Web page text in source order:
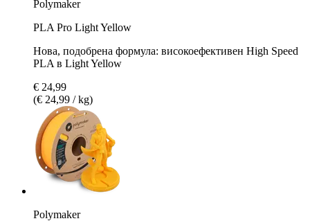
Polymaker
PLA Pro Light Yellow
Нова, подобрена формула: високоефективен High Speed
PLA в Light Yellow
€ 24,99
(€ 24,99 / kg)
Polymaker